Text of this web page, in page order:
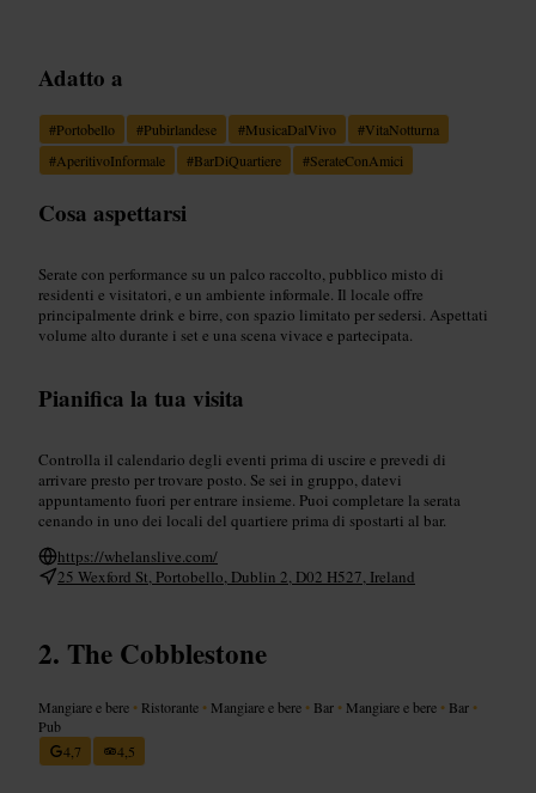
Adatto a
#Portobello #Pubirlandese #MusicaDalVivo #VitaNotturna
#AperitivoInformale #BarDiQuartiere #SerateConAmici
Cosa aspettarsi
Serate con performance su un palco raccolto, pubblico misto di
residenti e visitatori, e un ambiente informale. Il locale offre
principalmente drink e birre, con spazio limitato per sedersi. Aspettati
volume alto durante i set e una scena vivace e partecipata.
Pianifica la tua visita
Controlla il calendario degli eventi prima di uscire e prevedi di
arrivare presto per trovare posto. Se sei in gruppo, datevi
appuntamento fuori per entrare insieme. Puoi completare la serata
cenando in uno dei locali del quartiere prima di spostarti al bar.
https://whelanslive.com/
25 Wexford St, Portobello, Dublin 2, D02 H527, Ireland
The Cobblestone
Mangiare e bere • Ristorante • Mangiare e bere • Bar • Mangiare e bere • Bar •
Pub
4,7
4,5